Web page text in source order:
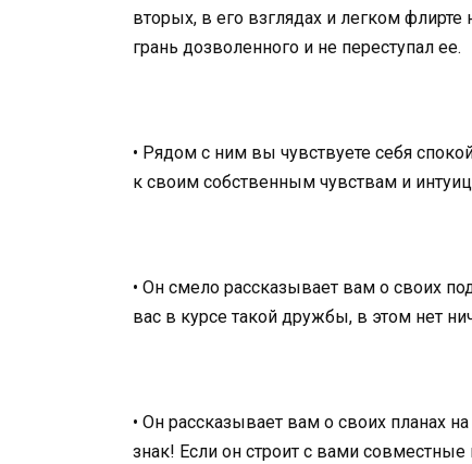
вторых, в его взглядах и легком флирте
грань дозволенного и не переступал ее.
• Рядом с ним вы чувствуете себя
к своим собственным чувствам и
• Он смело рассказывает вам о своих
вас в курсе такой дружбы, в этом нет
• Он рассказывает вам о своих планах
знак! Если он строит с вами